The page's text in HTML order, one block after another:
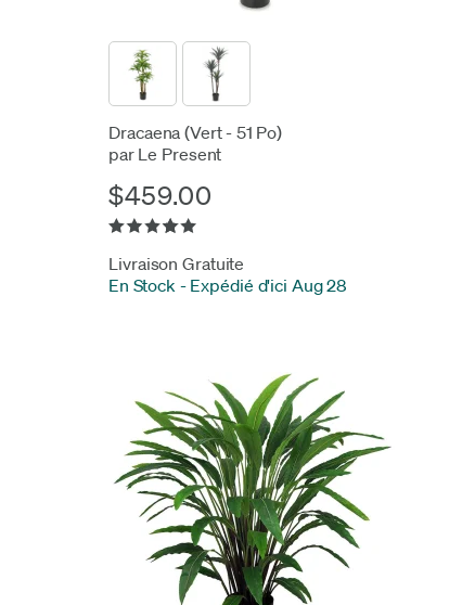
Dracaena (Vert - 51 Po)
par Le Present
$459.00
Livraison Gratuite
En Stock - Expédié d'ici Aug 28